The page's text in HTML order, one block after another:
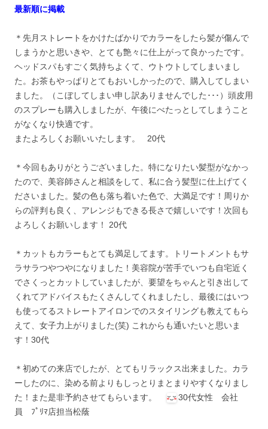
最新順に掲載
＊先月ストレートをかけたばかりでカラーをしたら髪が傷んで
しまうかと思いきや、とても艶々に仕上がって良かったです。
ヘッドスパもすごく気持ちよくて、ウトウトしてしまいまし
た。お茶もやっぱりとてもおいしかったので、購入してしまい
ました。（こぼしてしまい申し訳ありませんでした･･･）頭皮用
のスプレーも購入しましたが、午後にべたっとしてしまうこと
がなくなり快適です。
またよろしくお願いいたします。 20代
＊今回もありがとうございました。特になりたい髪型がなかっ
たので、美容師さんと相談をして、私に合う髪型に仕上げてく
ださいました。髪の色も落ち着いた色で、大満足です！周りか
らの評判も良く、アレンジもできる長さで嬉しいです！次回も
よろしくお願いします！ 20代
＊カットもカラーもとても満足してます。トリートメントもサ
ラサラつやつやになりました！美容院が苦手でいつも自宅近く
でさくっとカットしていましたが、要望をちゃんと引き出して
くれてアドバイスもたくさんしてくれましたし、最後にはいつ
も使ってるストレートアイロンでのスタイリングも教えてもら
えて、女子力上がりました(笑) これからも通いたいと思いま
す！30代
＊初めての来店でしたが、とてもリラックス出来ました。カラ
ーしたのに、染める前よりもしっとりまとまりやすくなりまし
た！また是非予約させてもらいます。
30代女性 会社
員 ﾌﾟﾘﾏ店担当松蔭